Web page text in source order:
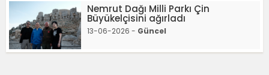
Nemrut Dağı Milli Parkı Çin
Büyükelçisini ağırladı
13-06-2026 - Güncel